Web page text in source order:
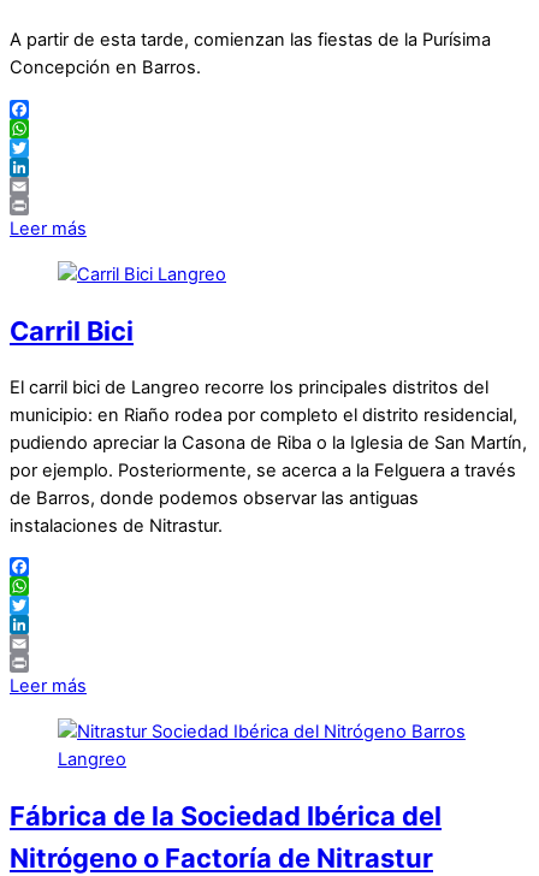
A partir de esta tarde, comienzan las fiestas de la Purísima
Concepción en Barros.
Facebook
WhatsApp
Twitter
LinkedIn
Email
Print
Leer más
Carril Bici
El carril bici de Langreo recorre los principales distritos del
municipio: en Riaño rodea por completo el distrito residencial,
pudiendo apreciar la Casona de Riba o la Iglesia de San Martín,
por ejemplo. Posteriormente, se acerca a la Felguera a través
de Barros, donde podemos observar las antiguas
instalaciones de Nitrastur.
Facebook
WhatsApp
Twitter
LinkedIn
Email
Print
Leer más
Fábrica de la Sociedad Ibérica del
Nitrógeno o Factoría de Nitrastur